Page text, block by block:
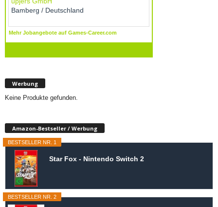
Werbung
Keine Produkte gefunden.
Amazon-Bestseller / Werbung
BESTSELLER NR. 1
Star Fox - Nintendo Switch 2
BESTSELLER NR. 2